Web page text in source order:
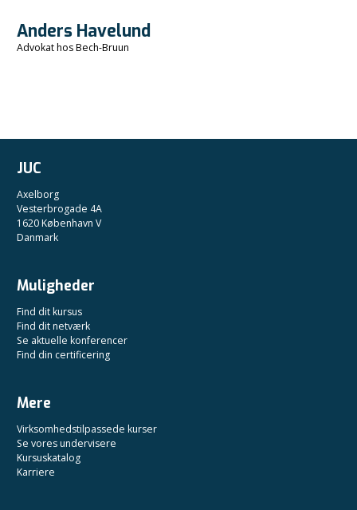
Anders Havelund
Advokat hos Bech-Bruun
JUC
Axelborg
Vesterbrogade 4A
1620 København V
Danmark
Muligheder
Find dit kursus
Find dit netværk
Se aktuelle konferencer
Find din certificering
Mere
Virksomhedstilpassede kurser
Se vores undervisere
Kursuskatalog
Karriere